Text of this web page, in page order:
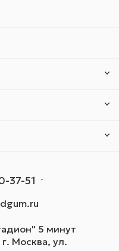
37-51
5 минут
Москва, ул.